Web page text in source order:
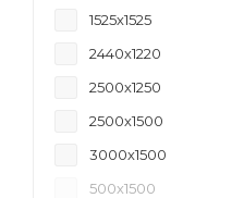
1525х1525
2440х1220
2500х1250
2500х1500
3000х1500
500х1500